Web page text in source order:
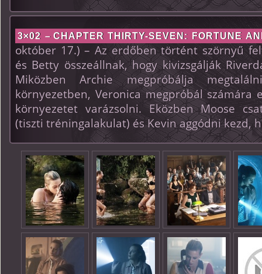
3×02 – CHAPTER THIRTY-SEVEN: FORTUNE
október 17.) – Az erdőben történt szörnyű
és Betty összeállnak, hogy kivizsgálják
Miközben Archie megpróbálja
környezetben, Veronica megpróbál számára
környezetet varázsolni. Eközben Moose
(tiszti tréningalakulat) és Kevin aggódni kezd,